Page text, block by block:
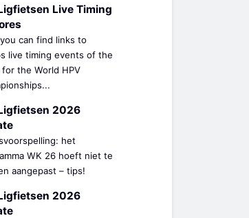
Live Timing
can find links to
live timing events of the
for the World HPV
2026
het
WK 26 hoeft niet te
aangepast – tips!
2026